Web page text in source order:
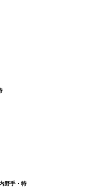
野手・特